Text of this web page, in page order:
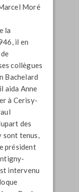
Moré
la
il en
collègues
Bachelard
aida Anne
à Cerisy-
des
sont tenus,
président
intervenu